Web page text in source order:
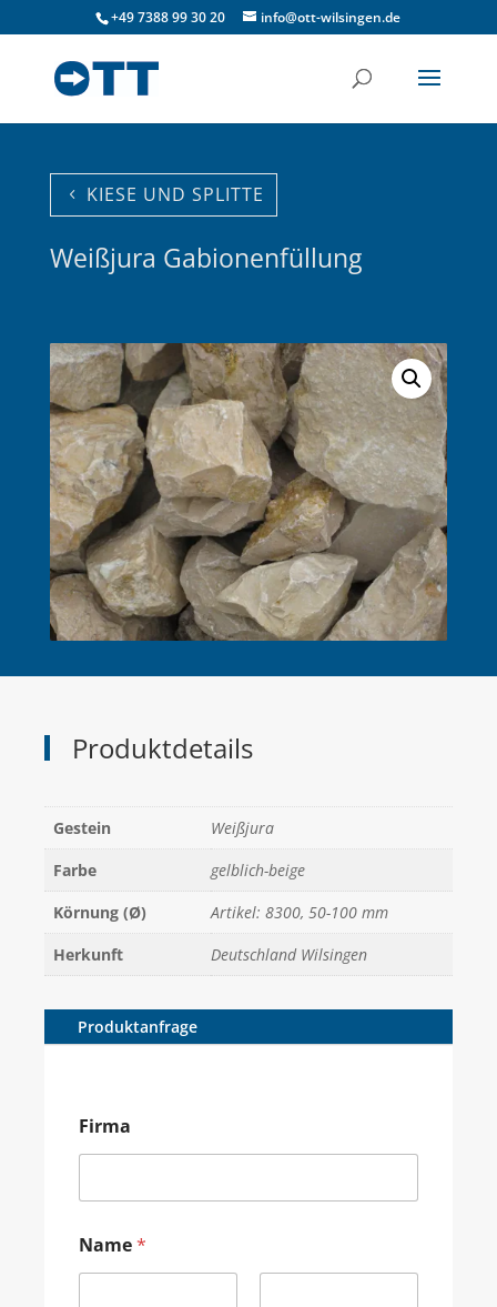
+49 7388 99 30 20 info@ott-wilsingen.de
KIESE UND SPLITTE
Weißjura Gabionenfüllung
Produktdetails
Gestein
Weißjura
Farbe
gelblich-beige
Körnung (Ø)
Artikel: 8300, 50-100 mm
Herkunft
Deutschland Wilsingen
Produktanfrage
Firma
Name*